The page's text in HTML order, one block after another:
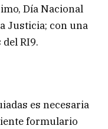
Día Nacional
Justicia; con una
RI9.
es necesaria
formulario